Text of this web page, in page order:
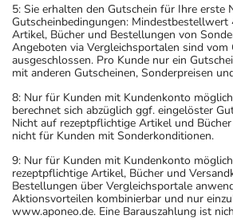
5: Sie erhalten den Gutschein für Ihre erste
Gutscheinbedingungen: Mindestbestellwert
Artikel, Bücher und Bestellungen von
Angeboten via Vergleichsportalen sind vom
ausgeschlossen. Pro Kunde nur ein
mit anderen Gutscheinen, Sonderpreisen
8: Nur für Kunden mit Kundenkonto
berechnet sich abzüglich ggf. eingelöster
Nicht auf rezeptpflichtige Artikel und
nicht für Kunden mit Sonderkonditionen.
9: Nur für Kunden mit Kundenkonto
rezeptpflichtige Artikel, Bücher und
Bestellungen über Vergleichsportale
Aktionsvorteilen kombinierbar und nur
www.aponeo.de. Eine Barauszahlung ist